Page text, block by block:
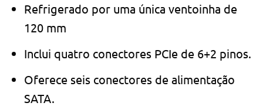
Refrigerado por uma única ventoinha de
120 mm
Inclui quatro conectores PCIe de 6+2 pinos.
Oferece seis conectores de alimentação
SATA.